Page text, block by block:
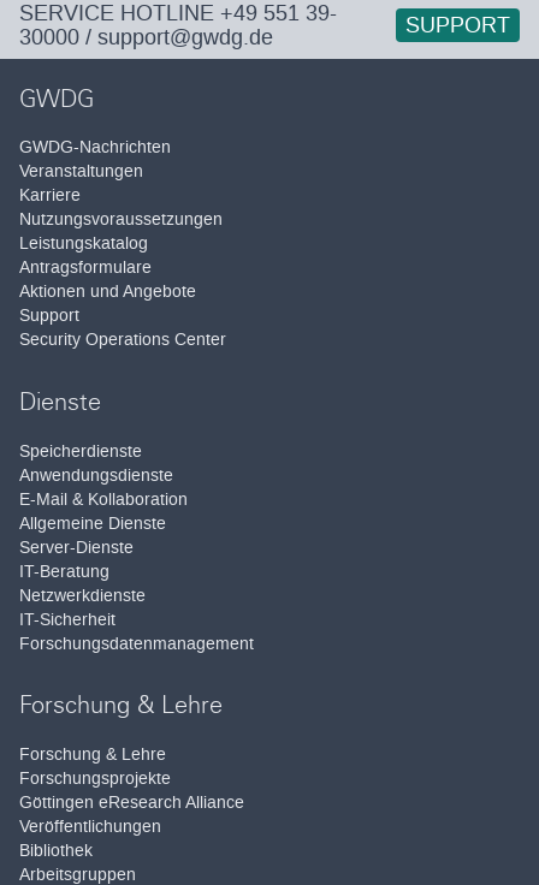
SERVICE HOTLINE +49 551 39-
30000 / support@gwdg.de SUPPORT
GWDG
GWDG-Nachrichten
Veranstaltungen
Karriere
Nutzungsvoraussetzungen
Leistungskatalog
Antragsformulare
Aktionen und Angebote
Support
Security Operations Center
Dienste
Speicherdienste
Anwendungsdienste
E-Mail & Kollaboration
Allgemeine Dienste
Server-Dienste
IT-Beratung
Netzwerkdienste
IT-Sicherheit
Forschungsdatenmanagement
Forschung & Lehre
Forschung & Lehre
Forschungsprojekte
Göttingen eResearch Alliance
Veröffentlichungen
Bibliothek
Arbeitsgruppen